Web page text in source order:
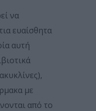
να
ευαίσθητα
αυτή
με
από το